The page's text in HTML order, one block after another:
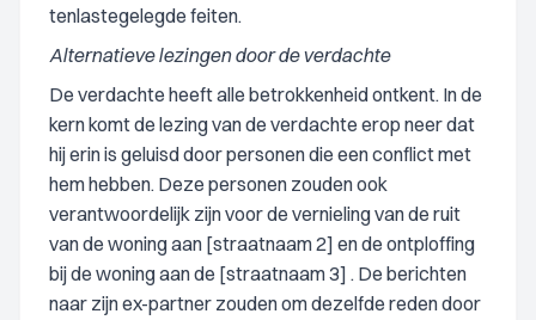
tenlastegelegde feiten.
Alternatieve lezingen door de verdachte
De verdachte heeft alle betrokkenheid ontkent. In de
kern komt de lezing van de verdachte erop neer dat
hij erin is geluisd door personen die een conflict met
hem hebben. Deze personen zouden ook
verantwoordelijk zijn voor de vernieling van de ruit
van de woning aan [straatnaam 2] en de ontploffing
bij de woning aan de [straatnaam 3] . De berichten
naar zijn ex-partner zouden om dezelfde reden door